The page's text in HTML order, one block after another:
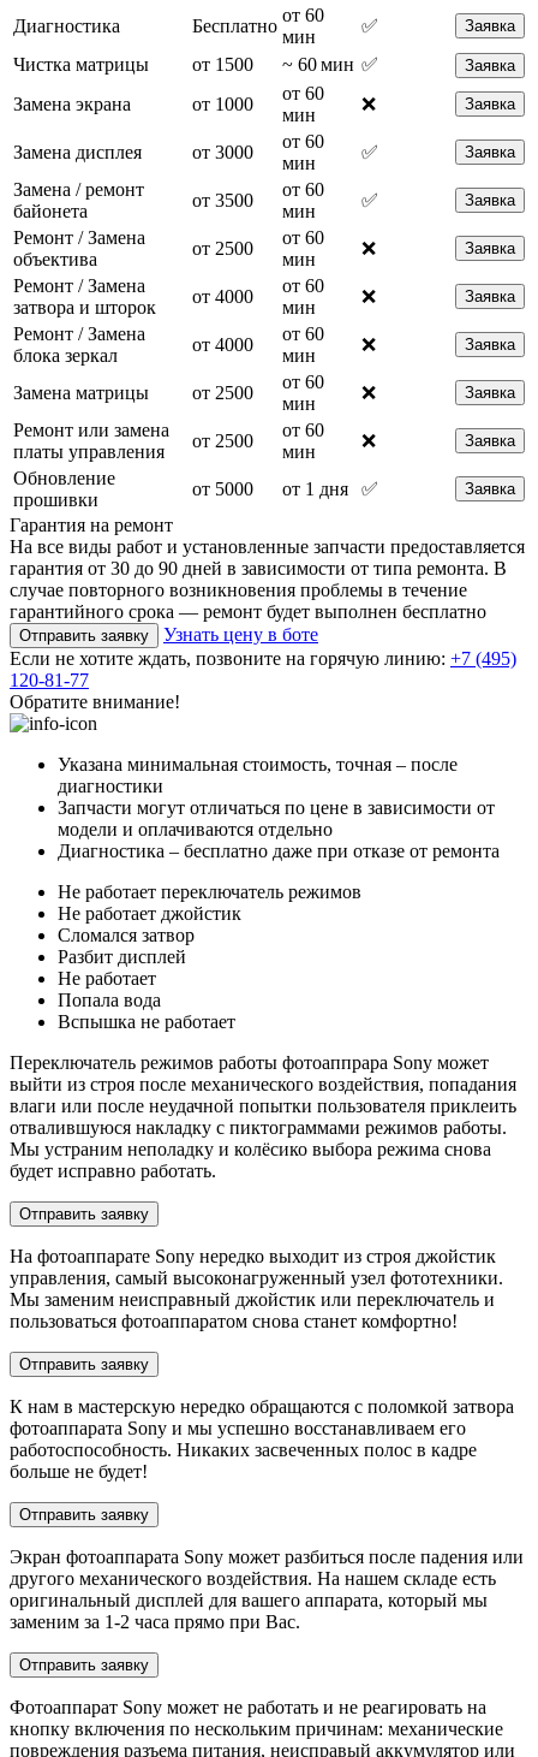
Диагностика
Бесплатно
от 60
мин
✅ Заявка
Чистка матрицы от 1500 ~ 60 мин ✅ Заявка
Замена экрана от 1000
от 60
мин
❌ Заявка
Замена дисплея от 3000
от 60
мин
✅ Заявка
Замена / ремонт
байонета
от 3500
от 60
мин
✅ Заявка
Ремонт / Замена
объектива
от 2500
от 60
мин
❌ Заявка
Ремонт / Замена
затвора и шторок
от 4000
от 60
мин
❌ Заявка
Ремонт / Замена
блока зеркал
от 4000
от 60
мин
❌ Заявка
Замена матрицы от 2500
от 60
мин
❌ Заявка
Ремонт или замена
платы управления
от 2500
от 60
мин
❌ Заявка
Обновление
прошивки
от 5000 от 1 дня ✅ Заявка
Гарантия на ремонт
На все виды работ и установленные запчасти предоставляется
гарантия от 30 до 90 дней в зависимости от типа ремонта. В
случае повторного возникновения проблемы в течение
гарантийного срока — ремонт будет выполнен бесплатно
Отправить заявку
Узнать цену в боте
Если не хотите ждать, позвоните на горячую линию: +7 (495)
120-81-77
Обратите внимание!
Указана минимальная стоимость, точная – после
диагностики
Запчасти могут отличаться по цене в зависимости от
модели и оплачиваются отдельно
Диагностика – бесплатно даже при отказе от ремонта
Не работает переключатель режимов
Не работает джойстик
Сломался затвор
Разбит дисплей
Не работает
Попала вода
Вспышка не работает
Переключатель режимов работы фотоаппрара Sony может
выйти из строя после механического воздействия, попадания
влаги или после неудачной попытки пользователя приклеить
отвалившуюся накладку с пиктограммами режимов работы.
Мы устраним неполадку и колёсико выбора режима снова
будет исправно работать.
Отправить заявку
На фотоаппарате Sony нередко выходит из строя джойстик
управления, самый высоконагруженный узел фототехники.
Мы заменим неисправный джойстик или переключатель и
пользоваться фотоаппаратом снова станет комфортно!
Отправить заявку
К нам в мастерскую нередко обращаются с поломкой затвора
фотоаппарата Sony и мы успешно восстанавливаем его
работоспособность. Никаких засвеченных полос в кадре
больше не будет!
Отправить заявку
Экран фотоаппарата Sony может разбиться после падения или
другого механического воздействия. На нашем складе есть
оригинальный дисплей для вашего аппарата, который мы
заменим за 1-2 часа прямо при Вас.
Отправить заявку
Фотоаппарат Sony может не работать и не реагировать на
кнопку включения по нескольким причинам: механические
повреждения разъема питания, неисправый аккумулятор или